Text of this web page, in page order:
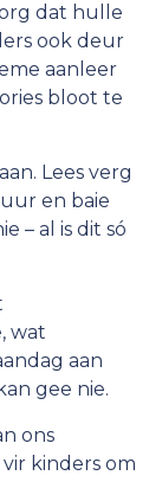
dat hulle
ook deur
aanleer
bloot te
Lees verg
en baie
– al is dit só
wat
aan
gee nie.
ons
kinders om